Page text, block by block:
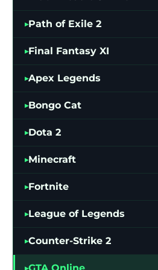
Path of Exile 2
Final Fantasy XI
Apex Legends
Bongo Cat
Dota 2
Minecraft
Fortnite
League of Legends
Counter-Strike 2